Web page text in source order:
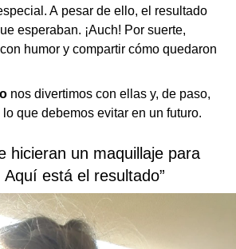
A pesar de ello, el resultado
esperaban. ¡Auch! Por suerte,
humor y compartir cómo quedaron
nos divertimos con ellas y, de paso,
que debemos evitar en un futuro.
hicieran un maquillaje para
está el resultado”